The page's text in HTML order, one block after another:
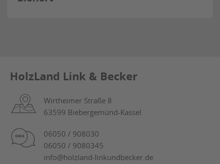
HolzLand Link & Becker
Wirtheimer Straße 8
63599 Biebergemünd-Kassel
06050 / 908030
06050 / 9080345
info@holzland-linkundbecker.de